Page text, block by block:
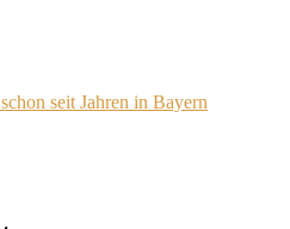
seit Jahren in Bayern